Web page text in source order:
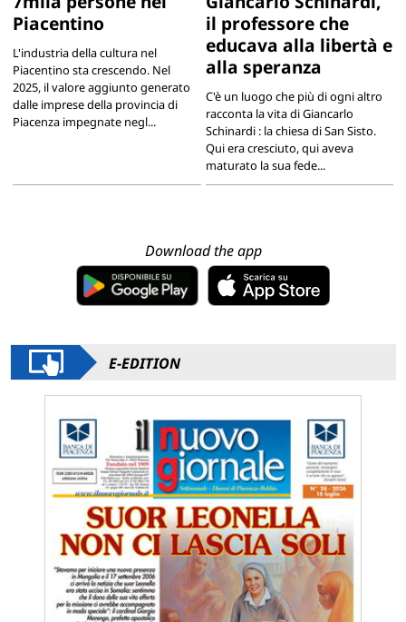
Piacentino
L'industria della cultura nel
Piacentino sta crescendo. Nel
2025, il valore aggiunto generato
dalle imprese della provincia di
Piacenza impegnate negl...
il professore che
educava alla libertà e
alla speranza
C'è un luogo che più di ogni altro
racconta la vita di Giancarlo
Schinardi : la chiesa di San Sisto.
Qui era cresciuto, qui aveva
maturato la sua fede...
Download the app
E-EDITION